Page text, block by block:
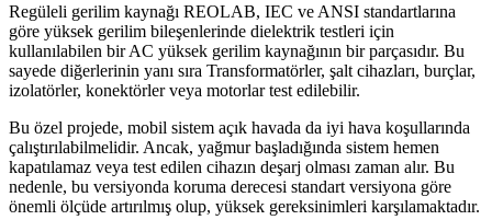
Regüleli gerilim kaynağı REOLAB, IEC ve ANSI standartlarına
göre yüksek gerilim bileşenlerinde dielektrik testleri için
kullanılabilen bir AC yüksek gerilim kaynağının bir parçasıdır. Bu
sayede diğerlerinin yanı sıra Transformatörler, şalt cihazları, burçlar,
izolatörler, konektörler veya motorlar test edilebilir.
Bu özel projede, mobil sistem açık havada da iyi hava koşullarında
çalıştırılabilmelidir. Ancak, yağmur başladığında sistem hemen
kapatılamaz veya test edilen cihazın deşarj olması zaman alır. Bu
nedenle, bu versiyonda koruma derecesi standart versiyona göre
önemli ölçüde artırılmış olup, yüksek gereksinimleri karşılamaktadır.